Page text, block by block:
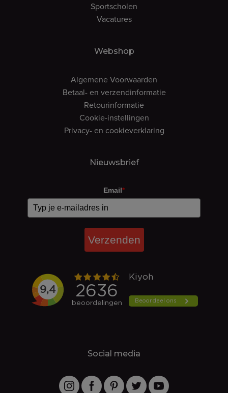
Sportscholen
Vacatures
Webshop
Algemene Voorwaarden
Betaal- en verzendinformatie
Retourinformatie
Cookie-instellingen
Privacy- en cookieverklaring
Nieuwsbrief
Email*
Verzenden
Social media